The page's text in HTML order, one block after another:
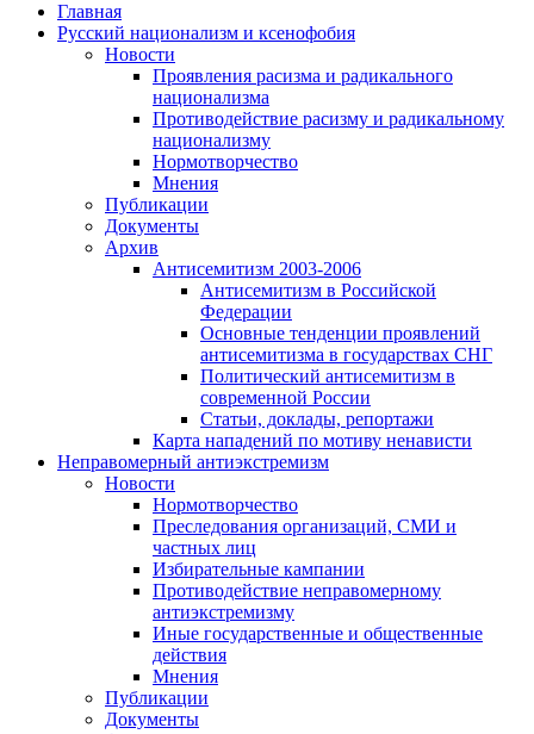
Главная
Русский национализм и ксенофобия
Новости
Проявления расизма и радикального
национализма
Противодействие расизму и радикальному
национализму
Нормотворчество
Мнения
Публикации
Документы
Архив
Антисемитизм 2003-2006
Антисемитизм в Российской
Федерации
Основные тенденции проявлений
антисемитизма в государствах СНГ
Политический антисемитизм в
современной России
Статьи, доклады, репортажи
Карта нападений по мотиву ненависти
Неправомерный антиэкстремизм
Новости
Нормотворчество
Преследования организаций, СМИ и
частных лиц
Избирательные кампании
Противодействие неправомерному
антиэкстремизму
Иные государственные и общественные
действия
Мнения
Публикации
Документы